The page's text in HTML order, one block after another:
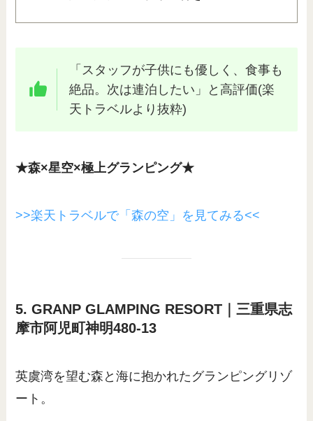
「スタッフが子供にも優しく、食事も
絶品。次は連泊したい」と高評価(楽
天トラベルより抜粋)
★森×星空×極上グランピング★
>>楽天トラベルで「森の空」を見てみる<<
5. GRANP GLAMPING RESORT｜三重県志
摩市阿児町神明480-13
英虞湾を望む森と海に抱かれたグランピングリゾ
ート。